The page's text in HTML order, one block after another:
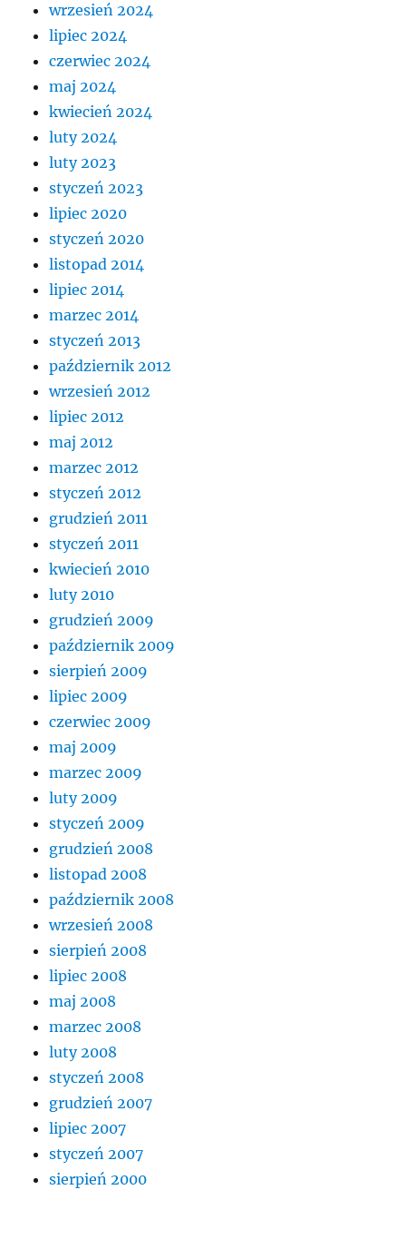
wrzesień 2024
lipiec 2024
czerwiec 2024
maj 2024
kwiecień 2024
luty 2024
luty 2023
styczeń 2023
lipiec 2020
styczeń 2020
listopad 2014
lipiec 2014
marzec 2014
styczeń 2013
październik 2012
wrzesień 2012
lipiec 2012
maj 2012
marzec 2012
styczeń 2012
grudzień 2011
styczeń 2011
kwiecień 2010
luty 2010
grudzień 2009
październik 2009
sierpień 2009
lipiec 2009
czerwiec 2009
maj 2009
marzec 2009
luty 2009
styczeń 2009
grudzień 2008
listopad 2008
październik 2008
wrzesień 2008
sierpień 2008
lipiec 2008
maj 2008
marzec 2008
luty 2008
styczeń 2008
grudzień 2007
lipiec 2007
styczeń 2007
sierpień 2000